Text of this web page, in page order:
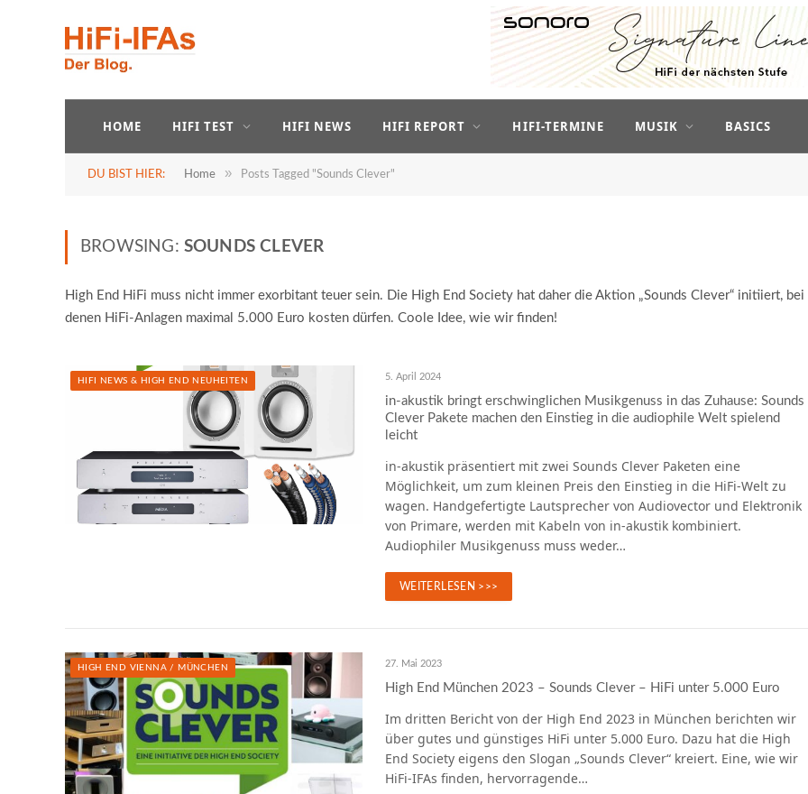
HOME HIFI TEST HIFI NEWS HIFI REPORT HIFI-TERMINE MUSIK BASICS
DU BIST HIER: Home » Posts Tagged "Sounds Clever"
BROWSING: SOUNDS CLEVER
High End HiFi muss nicht immer exorbitant teuer sein. Die High End Society hat daher die Aktion „Sounds Clever“ initiiert, bei
denen HiFi-Anlagen maximal 5.000 Euro kosten dürfen. Coole Idee, wie wir finden!
HIFI NEWS & HIGH END NEUHEITEN 5. April 2024
in-akustik bringt erschwinglichen Musikgenuss in das Zuhause: Sounds
Clever Pakete machen den Einstieg in die audiophile Welt spielend
leicht
in-akustik präsentiert mit zwei Sounds Clever Paketen eine
Möglichkeit, um zum kleinen Preis den Einstieg in die HiFi-Welt zu
wagen. Handgefertigte Lautsprecher von Audiovector und Elektronik
von Primare, werden mit Kabeln von in-akustik kombiniert.
Audiophiler Musikgenuss muss weder…
WEITERLESEN >>>
HIGH END VIENNA / MÜNCHEN 27. Mai 2023
High End München 2023 – Sounds Clever – HiFi unter 5.000 Euro
Im dritten Bericht von der High End 2023 in München berichten wir
über gutes und günstiges HiFi unter 5.000 Euro. Dazu hat die High
End Society eigens den Slogan „Sounds Clever“ kreiert. Eine, wie wir
HiFi-IFAs finden, hervorragende…